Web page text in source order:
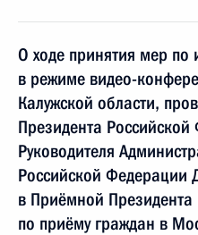
О ходе принятия мер по
в режиме видео-
Калужской области,
Президента
Руководителя
Российской Федерации
в Приёмной
по приёму граждан в